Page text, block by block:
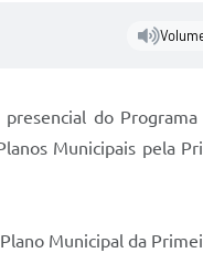
do
Municipais pela
Municipal da